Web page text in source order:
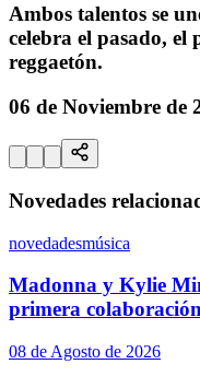
Ambos talentos se
celebra el pasado, el
reggaetón.
06 de Noviembre de
Novedades
novedadesmúsica
Madonna y Kylie
primera
08 de Agosto de 2026